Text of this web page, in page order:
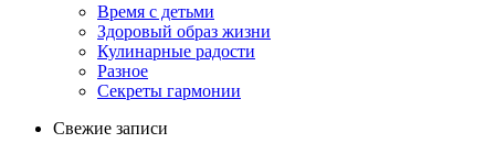
Время с детьми
Здоровый образ жизни
Кулинарные радости
Разное
Секреты гармонии
Свежие записи